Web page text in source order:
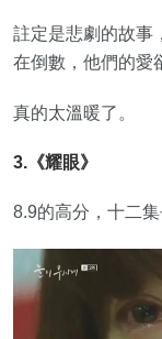
註定是悲劇的故事
在倒數，他們的愛
真的太溫暖了。
3.《耀眼》
8.9的高分，十二